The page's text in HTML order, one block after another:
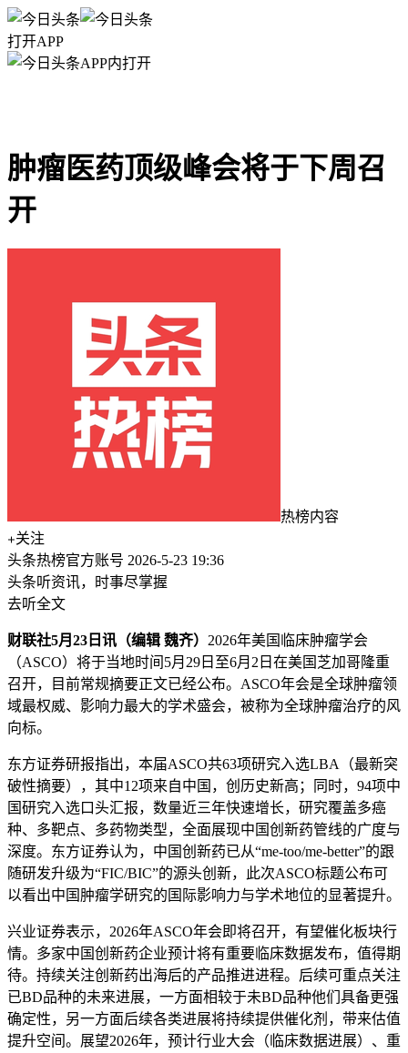
打开APP
APP内打开
肿瘤医药顶级峰会将于下周召
开
热榜内容
关注
头条热榜官方账号 2026-5-23 19:36
头条听资讯，时事尽掌握
去听全文
财联社5月23日讯（编辑 魏齐） 2026年美国临床肿瘤学会
（ASCO）将于当地时间5月29日至6月2日在美国芝加哥隆重
召开，目前常规摘要正文已经公布。ASCO年会是全球肿瘤领
域最权威、影响力最大的学术盛会，被称为全球肿瘤治疗的风
向标。
东方证券研报指出，本届ASCO共63项研究入选LBA（最新突
破性摘要），其中12项来自中国，创历史新高；同时，94项中
国研究入选口头汇报，数量近三年快速增长，研究覆盖多癌
种、多靶点、多药物类型，全面展现中国创新药管线的广度与
深度。东方证券认为，中国创新药已从“me-too/me-better”的跟
随研发升级为“FIC/BIC”的源头创新，此次ASCO标题公布可
以看出中国肿瘤学研究的国际影响力与学术地位的显著提升。
兴业证券表示，2026年ASCO年会即将召开，有望催化板块行
情。多家中国创新药企业预计将有重要临床数据发布，值得期
待。持续关注创新药出海后的产品推进进程。后续可重点关注
已BD品种的未来进展，一方面相较于未BD品种他们具备更强
确定性，另一方面后续各类进展将持续提供催化剂，带来估值
提升空间。展望2026年，预计行业大会（临床数据进展）、重